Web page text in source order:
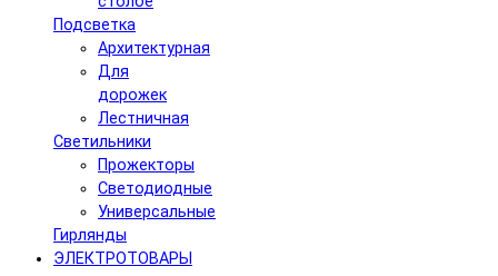
Подсветка
Архитектурная
Для
дорожек
Лестничная
Светильники
Прожекторы
Светодиодные
Универсальные
Гирлянды
ЭЛЕКТРОТОВАРЫ